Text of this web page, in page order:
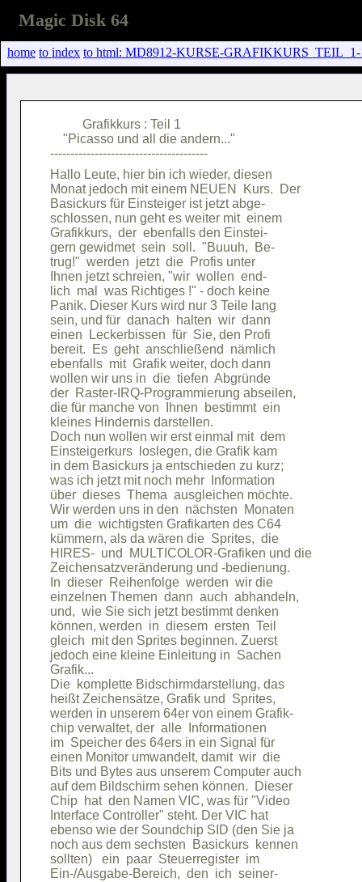
Magic Disk 64
home to index to html: MD8912-KURSE-
          Grafikkurs : Teil 1
    "Picasso und all die andern..."
Hallo Leute, hier bin ich wieder, diesen
Monat jedoch mit einem NEUEN  Kurs.  Der
Basickurs für Einsteiger ist jetzt abge-
schlossen, nun geht es weiter mit  einem
Grafikkurs,  der  ebenfalls den Einstei-
gern gewidmet  sein  soll.  "Buuuh,  Be-
trug!"  werden  jetzt  die  Profis unter
Ihnen jetzt schreien, "wir  wollen  end-
lich  mal  was Richtiges !" - doch keine
Panik. Dieser Kurs wird nur 3 Teile lang
sein, und für  danach  halten  wir  dann
einen  Leckerbissen  für  Sie, den Profi
bereit.  Es  geht  anschließend  nämlich
ebenfalls  mit  Grafik weiter, doch dann
wollen wir uns in  die  tiefen  Abgründe
der  Raster-IRQ-Programmierung abseilen,
die für manche von  Ihnen  bestimmt  ein
kleines Hindernis darstellen.
Doch nun wollen wir erst einmal mit  dem
Einsteigerkurs  loslegen, die Grafik kam
in dem Basickurs ja entschieden zu kurz;
was ich jetzt mit noch mehr  Information
über  dieses  Thema  ausgleichen möchte.
Wir werden uns in den  nächsten  Monaten
um  die  wichtigsten Grafikarten des C64
kümmern, als da wären die  Sprites,  die
HIRES-  und  MULTICOLOR-Grafiken und die
Zeichensatzveränderung und -bedienung.
In  dieser  Reihenfolge  werden  wir die
einzelnen Themen  dann  auch  abhandeln,
und,  wie Sie sich jetzt bestimmt denken
können, werden  in  diesem  ersten  Teil
gleich  mit den Sprites beginnen. Zuerst
jedoch eine kleine Einleitung in  Sachen
Grafik...
Die  komplette Bidschirmdarstellung, das
heißt Zeichensätze, Grafik und  Sprites,
werden in unserem 64er von einem Grafik-
chip verwaltet, der  alle  Informationen
im  Speicher des 64ers in ein Signal für
einen Monitor umwandelt, damit  wir  die
Bits und Bytes aus unserem Computer auch
auf dem Bildschirm sehen können.  Dieser
Chip  hat  den Namen VIC, was für "Video
Interface Controller" steht. Der VIC hat
ebenso wie der Soundchip SID (den Sie ja
noch aus dem sechsten  Basickurs  kennen
sollten)   ein  paar  Steuerregister  im
Ein-/Ausgabe-Bereich,  den  ich  seiner-